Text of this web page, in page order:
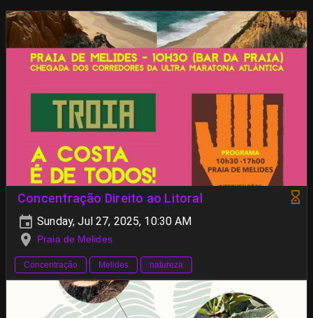
Concentração Direito ao Litoral
Sunday, Jul 27, 2025, 10:30 AM
Praia de Melides
Concentração Melides natureza